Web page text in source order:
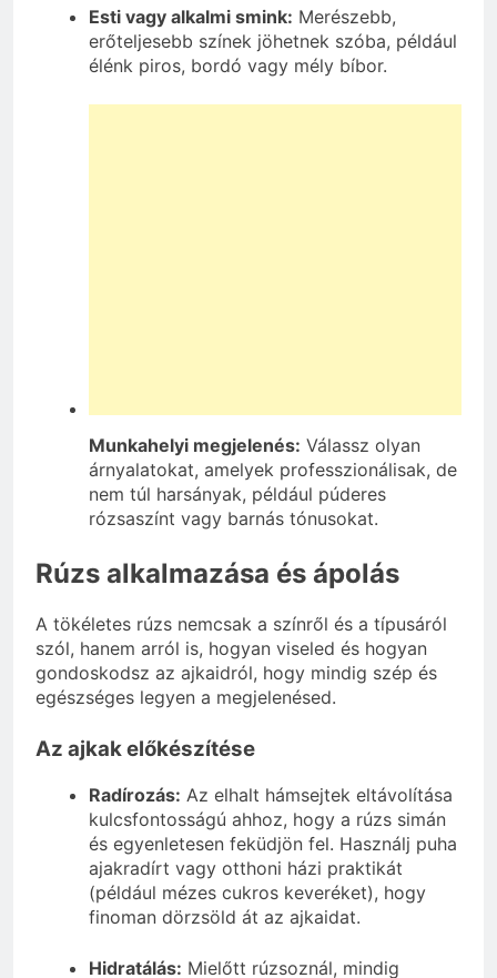
Esti vagy alkalmi smink: Merészebb,
erőteljesebb színek jöhetnek szóba, például
élénk piros, bordó vagy mély bíbor.
Munkahelyi megjelenés: Válassz olyan
árnyalatokat, amelyek professzionálisak, de
nem túl harsányak, például púderes
rózsaszínt vagy barnás tónusokat.
Rúzs alkalmazása és ápolás
A tökéletes rúzs nemcsak a színről és a típusáról
szól, hanem arról is, hogyan viseled és hogyan
gondoskodsz az ajkaidról, hogy mindig szép és
egészséges legyen a megjelenésed.
Az ajkak előkészítése
Radírozás: Az elhalt hámsejtek eltávolítása
kulcsfontosságú ahhoz, hogy a rúzs simán
és egyenletesen feküdjön fel. Használj puha
ajakradírt vagy otthoni házi praktikát
(például mézes cukros keveréket), hogy
finoman dörzsöld át az ajkaidat.
Hidratálás: Mielőtt rúzsoznál, mindig